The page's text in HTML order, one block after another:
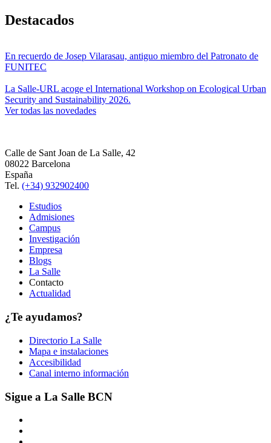
Destacados
En recuerdo de Josep Vilarasau, antiguo miembro del Patronato de
FUNITEC
La Salle-URL acoge el International Workshop on Ecological Urban
Security and Sustainability 2026.
Ver todas las novedades
Calle de Sant Joan de La Salle, 42
08022 Barcelona
España
Tel. (+34) 932902400
Estudios
Admisiones
Campus
Investigación
Empresa
Blogs
La Salle
Contacto
Actualidad
¿Te ayudamos?
Directorio La Salle
Mapa e instalaciones
Accesibilidad
Canal interno información
Sigue a La Salle BCN